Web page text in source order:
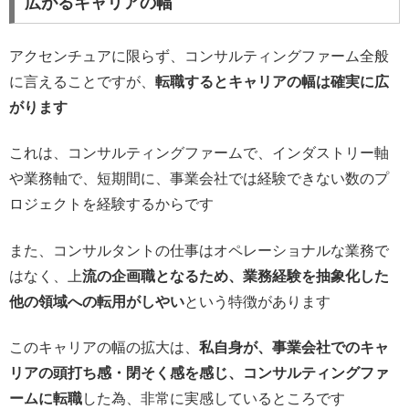
アクセンチュアに限らず、コンサルティングファーム全般
に言えることですが、 転職するとキャリアの幅は確実に広
がります
これは、コンサルティングファームで、インダストリー軸
や業務軸で、短期間に、事業会社では経験できない数のプ
ロジェクトを経験するからです
また、コンサルタントの仕事はオペレーショナルな業務で
はなく、上流の企画職となるため、業務経験を抽象化した
他の領域への転用がしやいという特徴があります
このキャリアの幅の拡大は、 私自身が、事業会社でのキャ
リアの頭打ち感・閉そく感を感じ、コンサルティングファ
ームに転職した為、非常に実感しているところです